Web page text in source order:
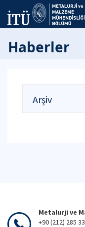
Haberler
Arşiv
Metalurji ve
+90 (212) 285